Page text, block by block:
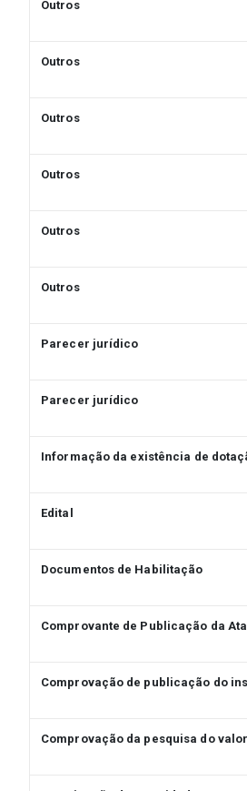
Outros
Outros
Outros
Outros
Outros
Outros
Parecer jurídico
Parecer jurídico
Informação da existência de
Edital
Documentos de Habilitação
Comprovante de Publicação da
Comprovação de publicação do
Comprovação da pesquisa do